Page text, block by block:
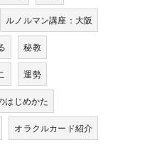
ルノルマン講座：大阪
秘教
運勢
はじめかた
オラクルカード紹介